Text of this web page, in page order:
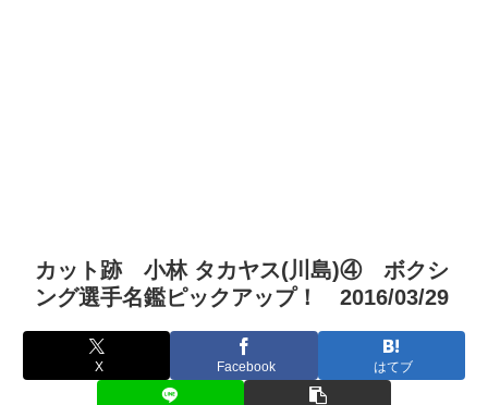
カット跡 小林 タカヤス(川島)④ ボクシ
ング選手名鑑ピックアップ！ 2016/03/29
X Facebook はてブ